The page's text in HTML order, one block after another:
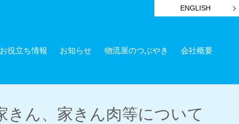
ENGLISH
役立ち情報 お知らせ 物流屋のつぶやき
会社概要
きん、家きん肉等について